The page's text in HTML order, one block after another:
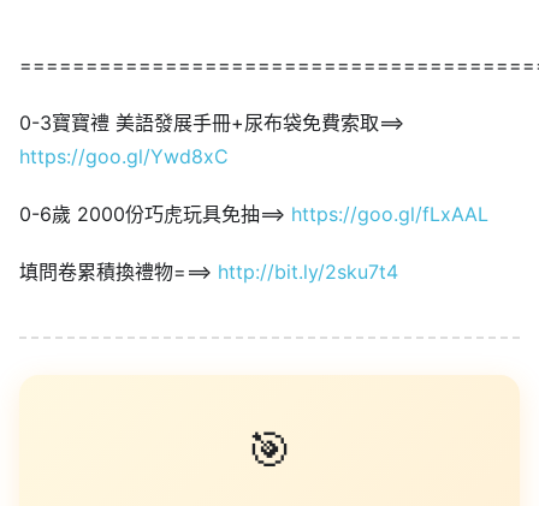
0-3寶寶禮 美語發展手冊+尿布袋免費索取==>
https://goo.gl/Ywd8xC
0-6歲 2000份巧虎玩具免抽==> https://goo.gl/fLxAAL
填問卷累積換禮物===> http://bit.ly/2sku7t4
🎯